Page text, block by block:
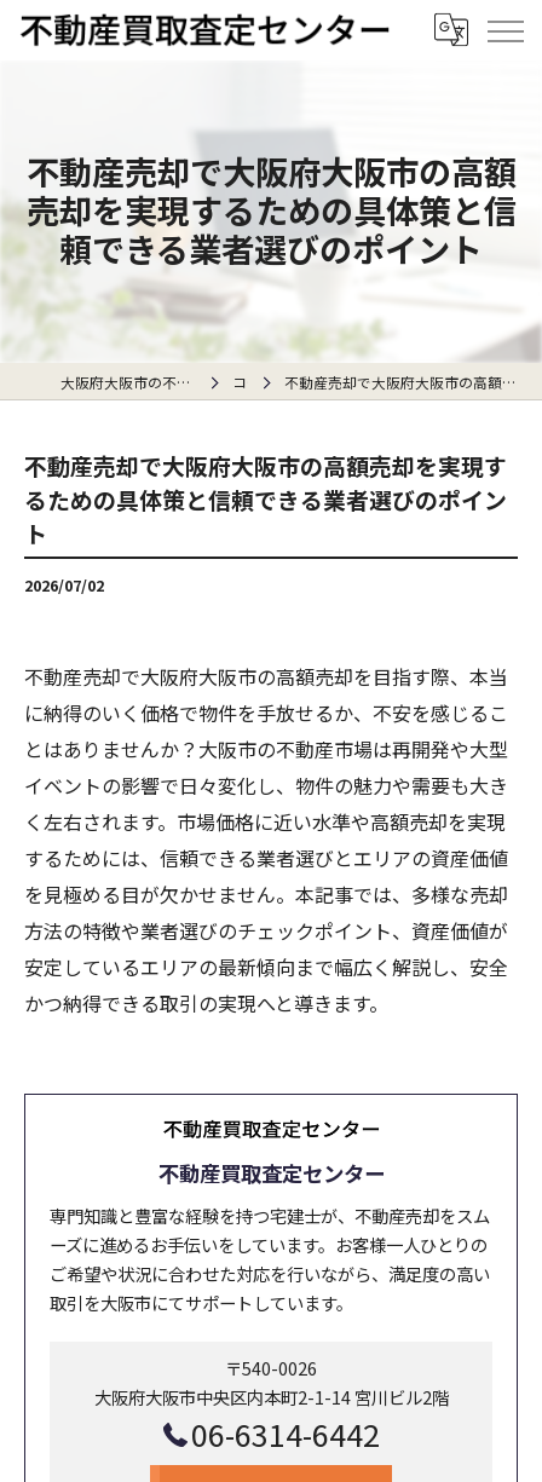
不動産売却で大阪府大阪市の高額
売却を実現するための具体策と信
頼できる業者選びのポイント
大阪府大阪市の不動産売却なら不動産買取査定センター コラム 不動産売却で大阪府大阪市の高額売却を実現するための具体策と信頼できる業者選びのポイント
不動産売却で大阪府大阪市の高額売却を実現す
るための具体策と信頼できる業者選びのポイン
ト
2026/07/02
不動産売却で大阪府大阪市の高額売却を目指す際、本当
に納得のいく価格で物件を手放せるか、不安を感じるこ
とはありませんか？大阪市の不動産市場は再開発や大型
イベントの影響で日々変化し、物件の魅力や需要も大き
く左右されます。市場価格に近い水準や高額売却を実現
するためには、信頼できる業者選びとエリアの資産価値
を見極める目が欠かせません。本記事では、多様な売却
方法の特徴や業者選びのチェックポイント、資産価値が
安定しているエリアの最新傾向まで幅広く解説し、安全
かつ納得できる取引の実現へと導きます。
不動産買取査定センター
専門知識と豊富な経験を持つ宅建士が、不動産売却をスム
ーズに進めるお手伝いをしています。お客様一人ひとりの
ご希望や状況に合わせた対応を行いながら、満足度の高い
取引を大阪市にてサポートしています。
〒540-0026
大阪府大阪市中央区内本町2-1-14 宮川ビル2階
06-6314-6442